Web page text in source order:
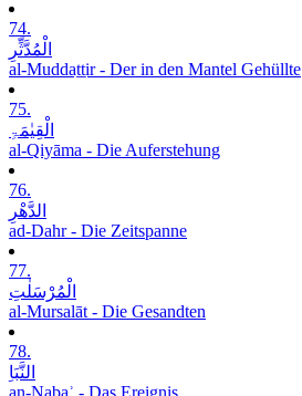
74.
الْمُدَّثِّرِ
al-Muddaṯṯir - Der in den Mantel Gehüllte
75.
الْقِیٰمَۃِ
al-Qiyāma - Die Auferstehung
76.
الدَّھْرِ
ad-Dahr - Die Zeitspanne
77.
الْمُرْسَلٰتِ
al-Mursalāt - Die Gesandten
78.
النَّبَاِ